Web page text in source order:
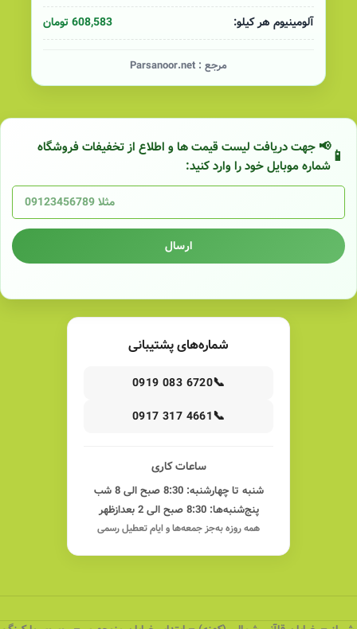
آلومینیوم هر کیلو:
608,583 تومان
مرجع : Parsanoor.net
📢 جهت دریافت لیست قیمت ها و اطلاع از تخفیفات فروشگاه
شماره موبایل خود را وارد کنید:
ارسال
شماره‌های پشتیبانی
📞
0919 083 6720
📞
0917 317 4661
ساعات کاری
شنبه تا چهارشنبه: 8:30 صبح الی 8 شب
پنج‌شنبه‌ها: 8:30 صبح الی 2 بعدازظهر
همه روزه به‌جز جمعه‌ها و ایام تعطیل رسمی